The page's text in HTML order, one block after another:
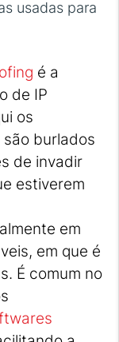
usadas para
é a
de IP
os
burlados
de invadir
estiverem
em
em que é
É comum no